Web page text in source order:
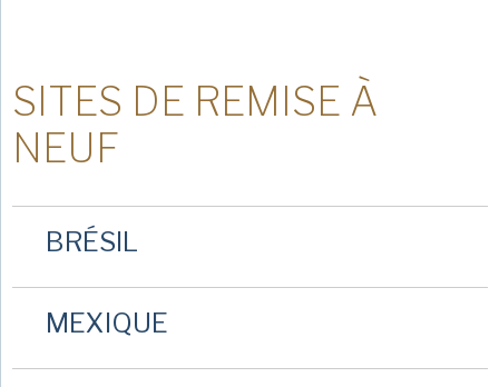
SITES DE REMISE À
NEUF
BRÉSIL
MEXIQUE